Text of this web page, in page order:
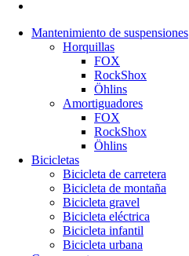
Mantenimiento de suspensiones
Horquillas
FOX
RockShox
Öhlins
Amortiguadores
FOX
RockShox
Öhlins
Bicicletas
Bicicleta de carretera
Bicicleta de montaña
Bicicleta gravel
Bicicleta eléctrica
Bicicleta infantil
Bicicleta urbana